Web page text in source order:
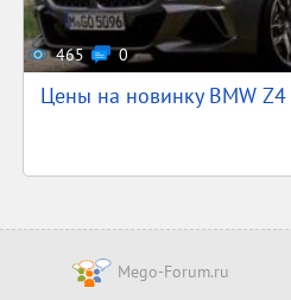
465 0
Цены на новинку BMW Z4
Mego-Forum.ru